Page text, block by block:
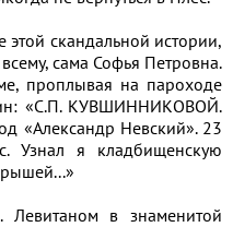
этой скандальной истории,
сама Софья Петровна.
проплывая на пароходе
«С.П. КУВШИННИКОВОЙ.
«Александр Невский». 23
Узнал я кладбищенскую
Левитаном в знаменитой